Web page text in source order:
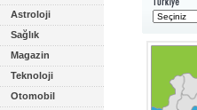
Astroloji
Sağlık
Magazin
Teknoloji
Otomobil